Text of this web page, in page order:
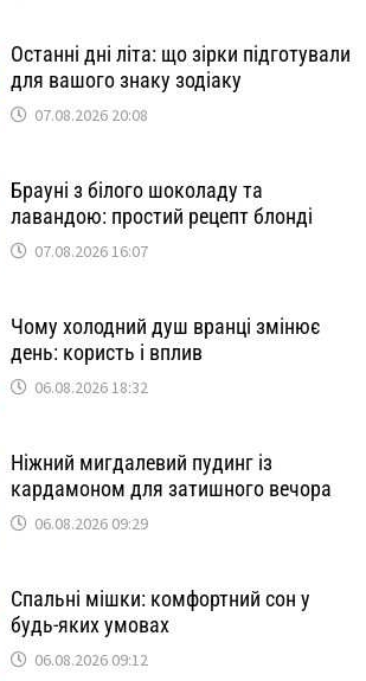
Останні дні літа: що зірки підготували
для вашого знаку зодіаку
07.08.2026 20:08
Брауні з білого шоколаду та
лавандою: простий рецепт блонді
07.08.2026 16:07
Чому холодний душ вранці змінює
день: користь і вплив
06.08.2026 18:32
Ніжний мигдалевий пудинг із
кардамоном для затишного вечора
06.08.2026 09:29
Спальні мішки: комфортний сон у
будь-яких умовах
06.08.2026 09:12